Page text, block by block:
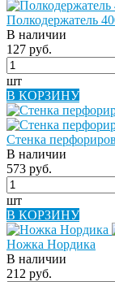
Полкодержатель
В наличии
127 руб.
шт
В КОРЗИНУ
Стенка
В наличии
573 руб.
шт
В КОРЗИНУ
Ножка Нордика
В наличии
212 руб.